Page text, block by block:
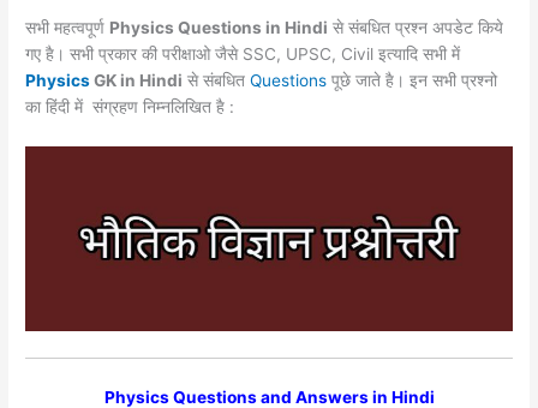
सभी महत्वपूर्ण Physics Questions in Hindi से संबधित प्रश्न अपडेट किये
गए है। सभी प्रकार की परीक्षाओ जैसे SSC, UPSC, Civil इत्यादि सभी में
PhysicsGK in Hindi से संबधितQuestions पूछे जाते है। इन सभी प्रश्नो
का हिंदी में संग्रहण निम्नलिखित है :
Physics Questions and Answers in Hindi